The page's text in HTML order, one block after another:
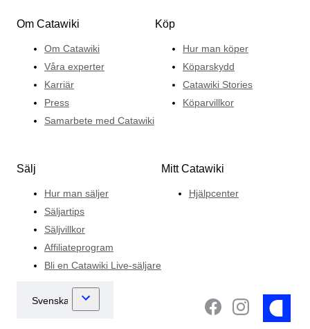
Om Catawiki
Om Catawiki
Våra experter
Karriär
Press
Samarbete med Catawiki
Köp
Hur man köper
Köparskydd
Catawiki Stories
Köparvillkor
Sälj
Hur man säljer
Säljartips
Säljvillkor
Affiliateprogram
Bli en Catawiki Live-säljare
Mitt Catawiki
Hjälpcenter